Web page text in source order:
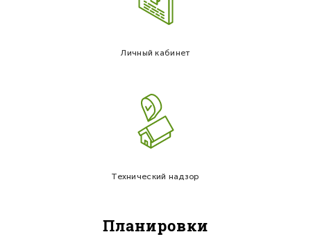
Личный кабинет
Технический надзор
Планировки